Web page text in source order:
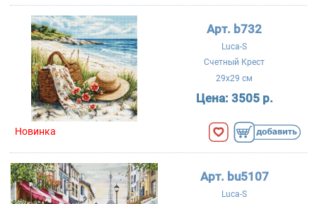
Арт. b732
Luca-S
Счетный Крест
29x29 см
Цена: 3505 р.
Новинка
Арт. bu5107
Luca-S